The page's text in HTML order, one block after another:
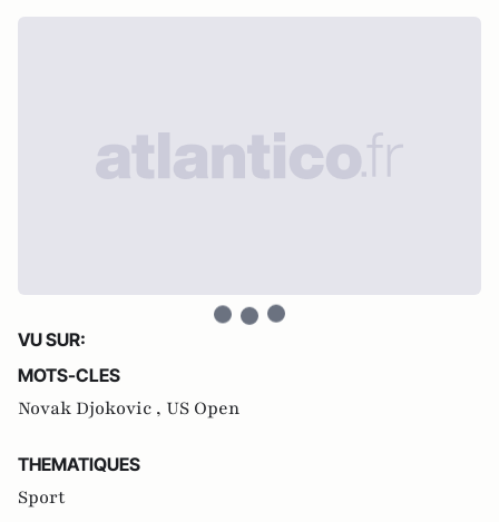
VU SUR:
MOTS-CLES
Novak Djokovic , US Open
THEMATIQUES
Sport